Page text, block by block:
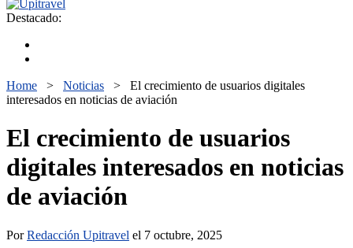
Destacado:
Home > Noticias > El crecimiento de usuarios digitales
interesados en noticias de aviación
El crecimiento de usuarios
digitales interesados en noticias
de aviación
PorRedacción Upitravel el 7 octubre, 2025